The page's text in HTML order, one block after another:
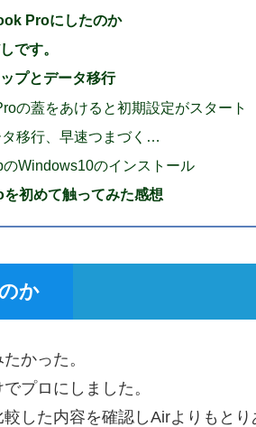
Proにしたのか
です。
プとデータ移行
の蓋をあけると初期設定がスタート
移行、早速つまづく…
のWindows10のインストール
初めて触ってみた感想
か
かった。
プロにしました。
した内容を確認しAirよりもと